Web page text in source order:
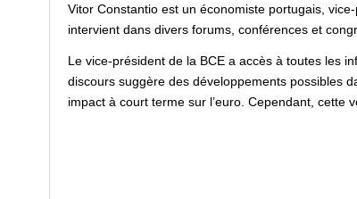
Vitor Constantio est un économiste portugais,
intervient dans divers forums, conférences et
Le vice-président de la BCE a accès à toutes les
discours suggère des développements possibles
impact à court terme sur l’euro. Cependant, cette